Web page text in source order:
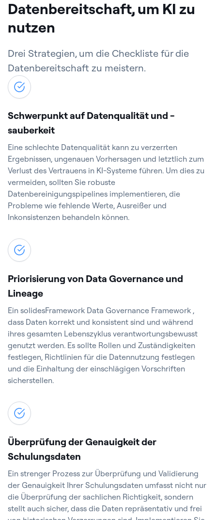
Datenbereitschaft, um KI zu
nutzen
Drei Strategien, um die Checkliste für die
Datenbereitschaft zu meistern.
Schwerpunkt auf Datenqualität und -
sauberkeit
Eine schlechte Datenqualität kann zu verzerrten
Ergebnissen, ungenauen Vorhersagen und letztlich zum
Verlust des Vertrauens in KI-Systeme führen. Um dies zu
vermeiden, sollten Sie robuste
Datenbereinigungspipelines implementieren, die
Probleme wie fehlende Werte, Ausreißer und
Inkonsistenzen behandeln können.
Priorisierung von Data Governance und
Lineage
Ein solidesFramework Data Governance Framework ,
dass Daten korrekt und konsistent sind und während
ihres gesamten Lebenszyklus verantwortungsbewusst
genutzt werden. Es sollte Rollen und Zuständigkeiten
festlegen, Richtlinien für die Datennutzung festlegen
und die Einhaltung der einschlägigen Vorschriften
sicherstellen.
Überprüfung der Genauigkeit der
Schulungsdaten
Ein strenger Prozess zur Überprüfung und Validierung
der Genauigkeit Ihrer Schulungsdaten umfasst nicht nur
die Überprüfung der sachlichen Richtigkeit, sondern
stellt auch sicher, dass die Daten repräsentativ und frei